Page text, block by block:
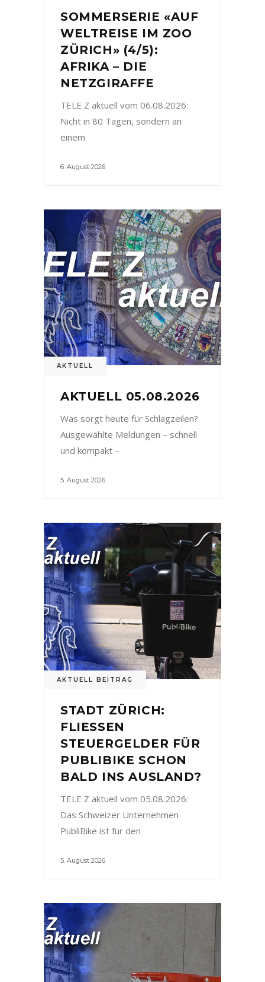
SOMMERSERIE «AUF
WELTREISE IM ZOO
ZÜRICH» (4/5):
AFRIKA – DIE
NETZGIRAFFE
TELE Z aktuell vom 06.08.2026:
Nicht in 80 Tagen, sondern an
einem
6. August 2026
AKTUELL
AKTUELL 05.08.2026
Was sorgt heute für Schlagzeilen?
Ausgewählte Meldungen – schnell
und kompakt –
5. August 2026
AKTUELL BEITRAG
STADT ZÜRICH:
FLIESSEN
STEUERGELDER FÜR
PUBLIBIKE SCHON
BALD INS AUSLAND?
TELE Z aktuell vom 05.08.2026:
Das Schweizer Unternehmen
PubliBike ist für den
5. August 2026